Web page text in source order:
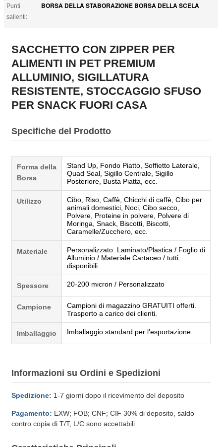
Punti
salienti:
BORSA DELLA STABORAZIONE BORSA DELLA SCELA
SACCHETTO CON ZIPPER PER
ALIMENTI IN PET PREMIUM
ALLUMINIO, SIGILLATURA
RESISTENTE, STOCCAGGIO SFUSO
PER SNACK FUORI CASA
Specifiche del Prodotto
Forma della
Borsa
Stand Up, Fondo Piatto, Soffietto Laterale,
Quad Seal, Sigillo Centrale, Sigillo
Posteriore, Busta Piatta, ecc.
Utilizzo
Cibo, Riso, Caffè, Chicchi di caffè, Cibo per
animali domestici, Noci, Cibo secco,
Polvere, Proteine in polvere, Polvere di
Moringa, Snack, Biscotti, Biscotti,
Caramelle/Zucchero, ecc.
Materiale
Personalizzato. Laminato/Plastica / Foglio di
Alluminio / Materiale Cartaceo / tutti
disponibili.
Spessore 20-200 micron / Personalizzato
Campione
Campioni di magazzino GRATUITI offerti.
Trasporto a carico dei clienti.
Imballaggio Imballaggio standard per l'esportazione
Informazioni su Ordini e Spedizioni
Spedizione: 1-7 giorni dopo il ricevimento del deposito
Pagamento: EXW; FOB; CNF; CIF 30% di deposito, saldo
contro copia di T/T, L/C sono accettabili